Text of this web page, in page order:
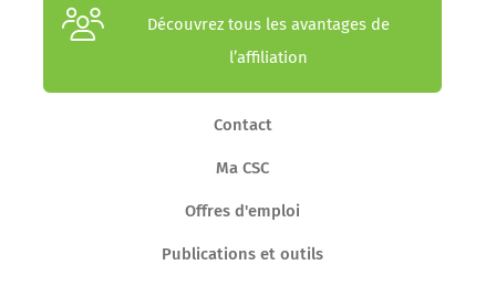
Découvrez tous les avantages de
l’affiliation
Contact
Ma CSC
Offres d'emploi
Publications et outils